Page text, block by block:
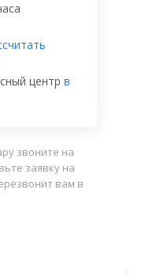
центр в
звоните на
заявку на
вам в